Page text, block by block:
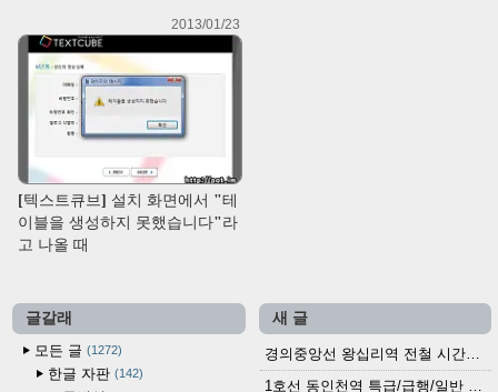
2013/01/23
[텍스트큐브] 설치 화면에서 "테
이블을 생성하지 못했습니다"라
고 나올 때
글갈래
모든 글
1272
한글 자판 142
새 글
경의중앙선 왕십리역 전철 시간표 (2026.4.20~)